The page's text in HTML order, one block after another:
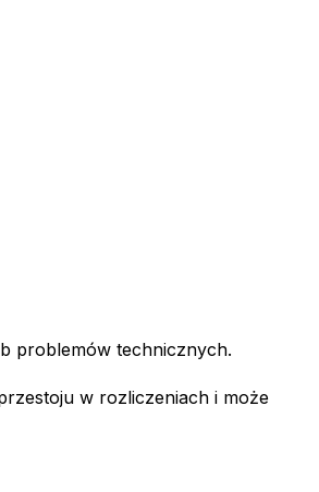
problemów technicznych.
w rozliczeniach i może